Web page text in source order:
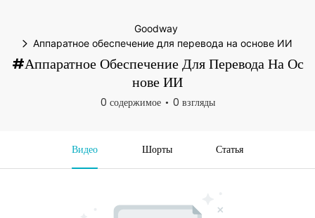
Goodway
Аппаратное обеспечение для перевода на основе ИИ
#Аппаратное Обеспечение Для Перевода На Ос
Нове ИИ
0 содержимое 0 взгляды
Видео Шорты Статья